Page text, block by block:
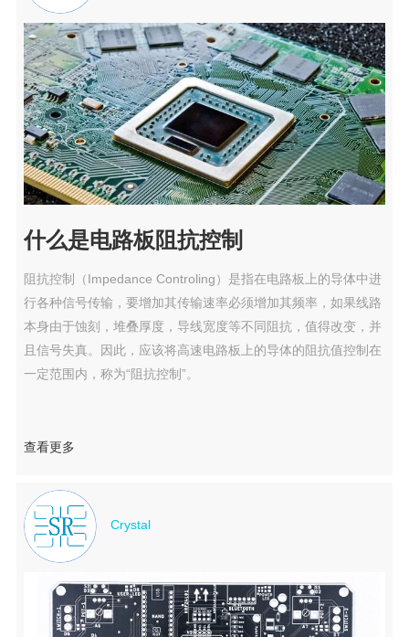
什么是电路板阻抗控制
阻抗控制（Impedance Controling）是指在电路板上的导体中进
行各种信号传输，要增加其传输速率必须增加其频率，如果线路
本身由于蚀刻，堆叠厚度，导线宽度等不同阻抗，值得改变，并
且信号失真。因此，应该将高速电路板上的导体的阻抗值控制在
一定范围内，称为“阻抗控制”。
查看更多
Crystal